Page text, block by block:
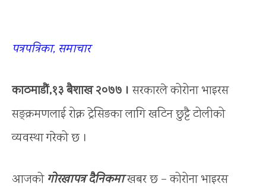
पत्रपत्रिका, समाचार
काठमाडौं,१३ बैशाख २०७७ । सरकारले कोरोना भाइरस
सङ्क्रमणलाई रोक्न ट्रेसिङका लागि खटिन छुट्टै टोलीको
व्यवस्था गरेको छ ।
आजको गोरखापत्र दैनिकमाखबर छ – कोरोना भाइरस